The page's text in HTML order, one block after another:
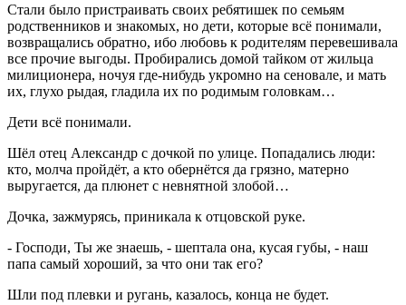
Стали было пристраивать своих ребятишек по семьям
родственников и знакомых, но дети, которые всё понимали,
возвращались обратно, ибо любовь к родителям перевешивала
все прочие выгоды. Пробирались домой тайком от жильца
милиционера, ночуя где-нибудь укромно на сеновале, и мать
их, глухо рыдая, гладила их по родимым головкам…
Дети всё понимали.
Шёл отец Александр с дочкой по улице. Попадались люди:
кто, молча пройдёт, а кто обернётся да грязно, матерно
выругается, да плюнет с невнятной злобой…
Дочка, зажмурясь, приникала к отцовской руке.
- Господи, Ты же знаешь, - шептала она, кусая губы, - наш
папа самый хороший, за что они так его?
Шли под плевки и ругань, казалось, конца не будет.